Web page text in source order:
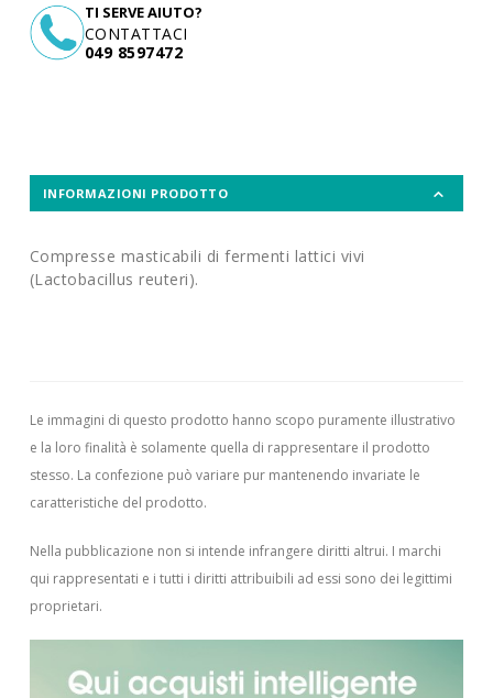
TI SERVE AIUTO?
CONTATTACI
049 8597472
INFORMAZIONI PRODOTTO
Compresse masticabili di fermenti lattici vivi
(Lactobacillus reuteri).
Le immagini di questo prodotto hanno scopo puramente illustrativo
e la loro finalità è solamente quella di rappresentare il prodotto
stesso. La confezione può variare pur mantenendo invariate le
caratteristiche del prodotto.
Nella pubblicazione non si intende infrangere diritti altrui. I marchi
qui rappresentati e i tutti i diritti attribuibili ad essi sono dei legittimi
proprietari.